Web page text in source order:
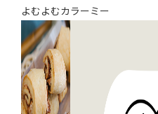
よむよむカラーミー